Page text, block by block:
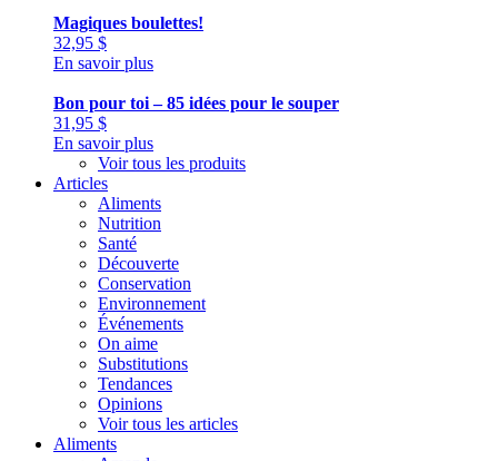
Magiques boulettes!
32,95 $
En savoir plus
Bon pour toi – 85 idées pour le souper
31,95 $
En savoir plus
Voir tous les produits
Articles
Aliments
Nutrition
Santé
Découverte
Conservation
Environnement
Événements
On aime
Substitutions
Tendances
Opinions
Voir tous les articles
Aliments